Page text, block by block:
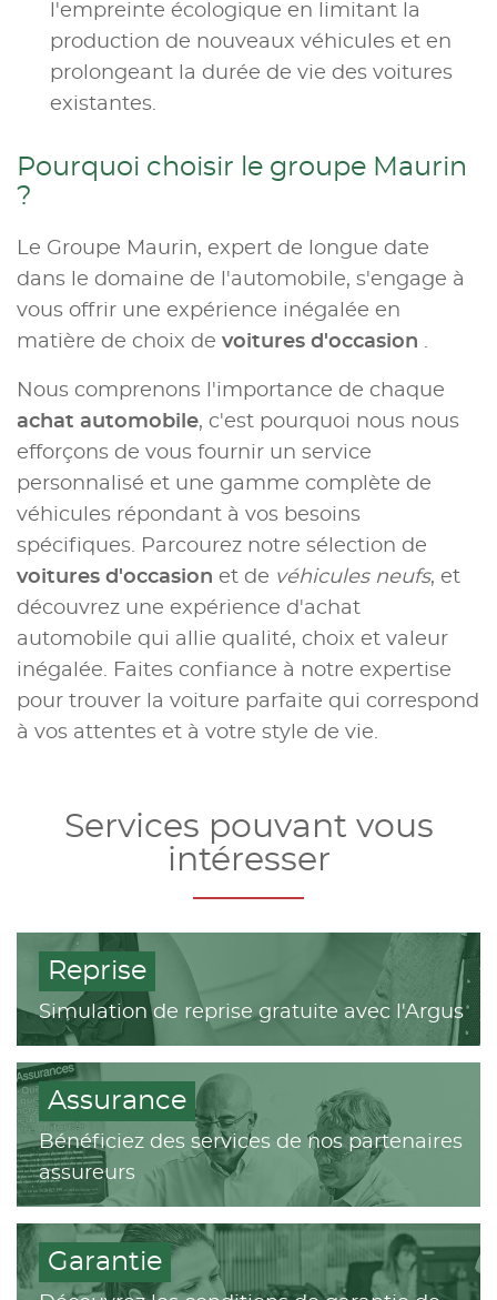
l'empreinte écologique en limitant la
production de nouveaux véhicules et en
prolongeant la durée de vie des voitures
existantes.
Pourquoi choisir le groupe Maurin
?
Le Groupe Maurin, expert de longue date
dans le domaine de l'automobile, s'engage à
vous offrir une expérience inégalée en
matière de choix de voitures d'occasion .
Nous comprenons l'importance de chaque
achat automobile, c'est pourquoi nous nous
efforçons de vous fournir un service
personnalisé et une gamme complète de
véhicules répondant à vos besoins
spécifiques. Parcourez notre sélection de
voitures d'occasion et de véhicules neufs, et
découvrez une expérience d'achat
automobile qui allie qualité, choix et valeur
inégalée. Faites confiance à notre expertise
pour trouver la voiture parfaite qui correspond
à vos attentes et à votre style de vie.
Services pouvant vous
intéresser
Reprise
Simulation de reprise gratuite avec l'Argus
Assurance
Bénéficiez des services de nos partenaires
assureurs
Garantie